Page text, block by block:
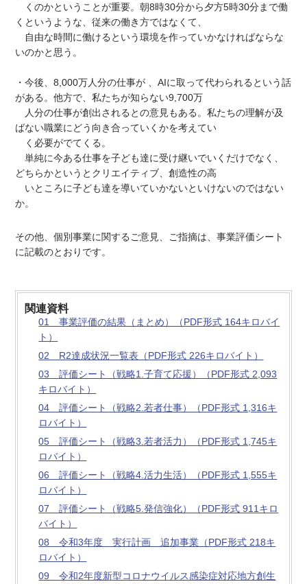
くのかということが重要。朝8時30分から夕方5時30分まで働
くというような、従来の働き方ではなくて、
自由な時間に働けるという環境を作っていかなければならな
いのかと思う。
・今後、8,000万人分の仕事が 、AIに取って代わられるという話
がある。他方で、私たちが知らない9,700万
人分の仕事が創出されるとの意見もある。私たちの理解が及
ばない職業にどう向き合っていくかを考えてい
く必要がでてくる。
単純に今ある仕事を子ども達に受け継いでいくだけでなく、
どちらかというとクリエイティブ、創造性の高
いところに子ども達を導いていかないといけないのではない
か。
その他、個別事業に関するご意見、ご指摘は、事業評価シート
に記載のとおりです。
関連資料
01 事業評価の結果（まとめ）（PDF形式 164キロバイ
ト）
02 R2達成状況一覧表（PDF形式 226キロバイト）
03 評価シート（戦略1.子育て応援）（PDF形式 2,093
キロバイト）
04 評価シート（戦略2.若者仕事）（PDF形式 1,316キ
ロバイト）
05 評価シート（戦略3.若者活力）（PDF形式 1,745キ
ロバイト）
06 評価シート（戦略4.活力生活）（PDF形式 1,555キ
ロバイト）
07 評価シート（戦略5.発信強化）（PDF形式 911キロ
バイト）
08 令和3年度 実行計画 追加事業（PDF形式 218キ
ロバイト）
09 令和2年度新型コロナウイルス感染症対応地方創生